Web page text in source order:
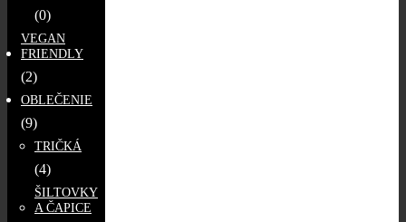
(0)
VEGAN
FRIENDLY
(2)
OBLEČENIE
(9)
TRIČKÁ
(4)
ŠILTOVKY
A ČAPICE